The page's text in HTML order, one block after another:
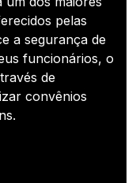
pelas
a segurança de
funcionários, o
de
convênios